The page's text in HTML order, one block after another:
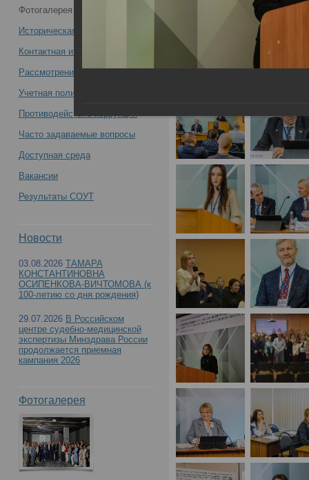
съезда судебных медиков -
Фотогалерея
Историческая справка
Контактная информация
Рассмотрение обращений
Учетная политика учреждения
Противодействие коррупции
Часто задаваемые вопросы
Доступная среда
Вакансии
Результаты СОУТ
Новости
03.08.2026 ТАМАРА
КОНСТАНТИНОВНА
ОСИПЕНКОВА-ВИЧТОМОВА (к
100-летию со дня рождения)
29.07.2026 В Российском
центре судебно-медицинской
экспертизы Минздрава России
продолжается приемная
кампания 2026
Фотогалерея